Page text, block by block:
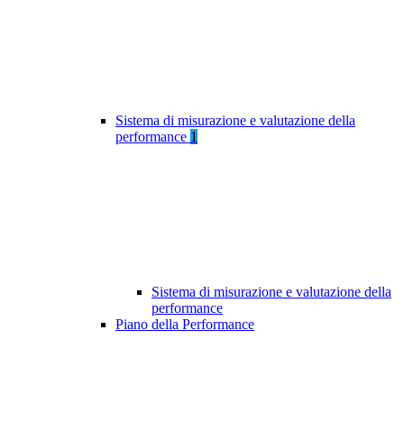
Sistema di misurazione e valutazione della
performance 1
Sistema di misurazione e valutazione della
performance
Piano della Performance